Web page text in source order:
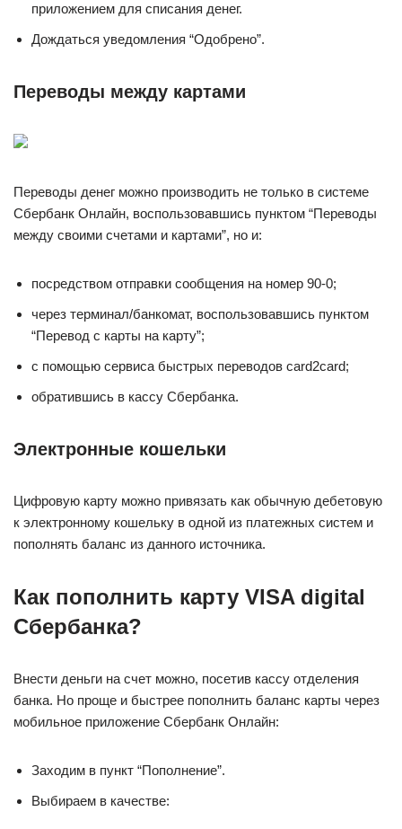
приложением для списания денег.
Дождаться уведомления “Одобрено”.
Переводы между картами
Переводы денег можно производить не только в системе
Сбербанк Онлайн, воспользовавшись пунктом “Переводы
между своими счетами и картами”, но и:
посредством отправки сообщения на номер 90-0;
через терминал/банкомат, воспользовавшись пунктом
“Перевод с карты на карту”;
с помощью сервиса быстрых переводов card2card;
обратившись в кассу Сбербанка.
Электронные кошельки
Цифровую карту можно привязать как обычную дебетовую
к электронному кошельку в одной из платежных систем и
пополнять баланс из данного источника.
Как пополнить карту VISA digital
Сбербанка?
Внести деньги на счет можно, посетив кассу отделения
банка. Но проще и быстрее пополнить баланс карты через
мобильное приложение Сбербанк Онлайн:
Заходим в пункт “Пополнение”.
Выбираем в качестве: